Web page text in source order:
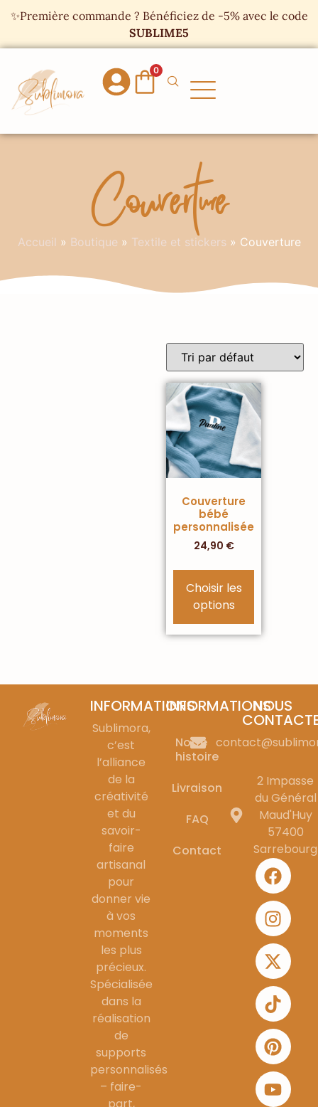
✨Première commande ? Bénéficiez de -5% avec le code
SUBLIME5
0
Couverture
Accueil » Boutique » Textile et stickers » Couverture
Couverture
bébé
personnalisée
24,90 €
Choisir les
options
INFORMATIONS
Sublimora,
c’est
l’alliance
de la
créativité
et du
savoir-
faire
artisanal
pour
donner vie
à vos
moments
les plus
précieux.
Spécialisée
dans la
réalisation
de
supports
personnalisés
– faire-
INFORMATIONS
Notre
histoire
Livraison
FAQ
Contact
NOUS
2 Impasse
du Général
Maud'Huy
57400
Sarrebourg
Panneau de gestion des cookies